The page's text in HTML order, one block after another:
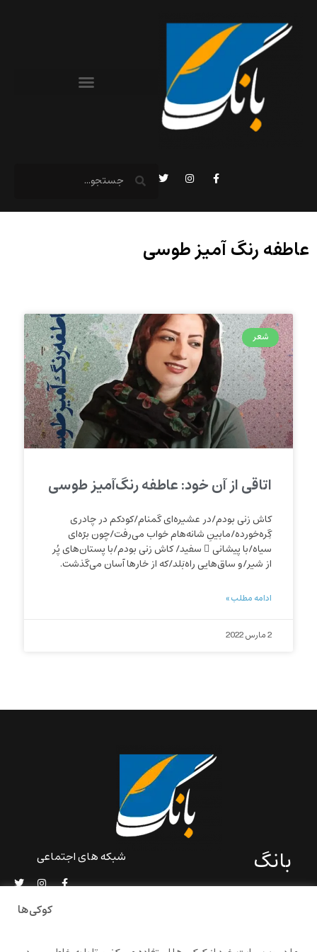
عاطفه رنگ آمیز طوسی
شعر
اتاقی از آن خود: عاطفه رنگ‌آمیز طوسی
کاش زنی بودم/در عشیره‌ای گمنام/کودکم در چادری
گِره‌خورده/ما‌بینِ شانه‌هام خواب می‌رفت/چون برّه‌ای
سیاه/با پیشانی ِ سفید/ کاش زنی بودم/با پستان‌های پُر
از شیر/و ساق‌هایی راه‌بَلد/که از خارها آسان می‌گذشت.
ادامه مطلب »
2 مارس 2022
بانگ
و امکانات مشترک شخصی
شبکه های اجتماعی
کوکی‌ها